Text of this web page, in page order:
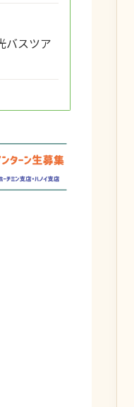
バスツア